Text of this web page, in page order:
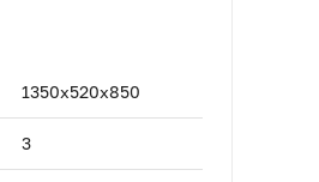
1350x520x850
3